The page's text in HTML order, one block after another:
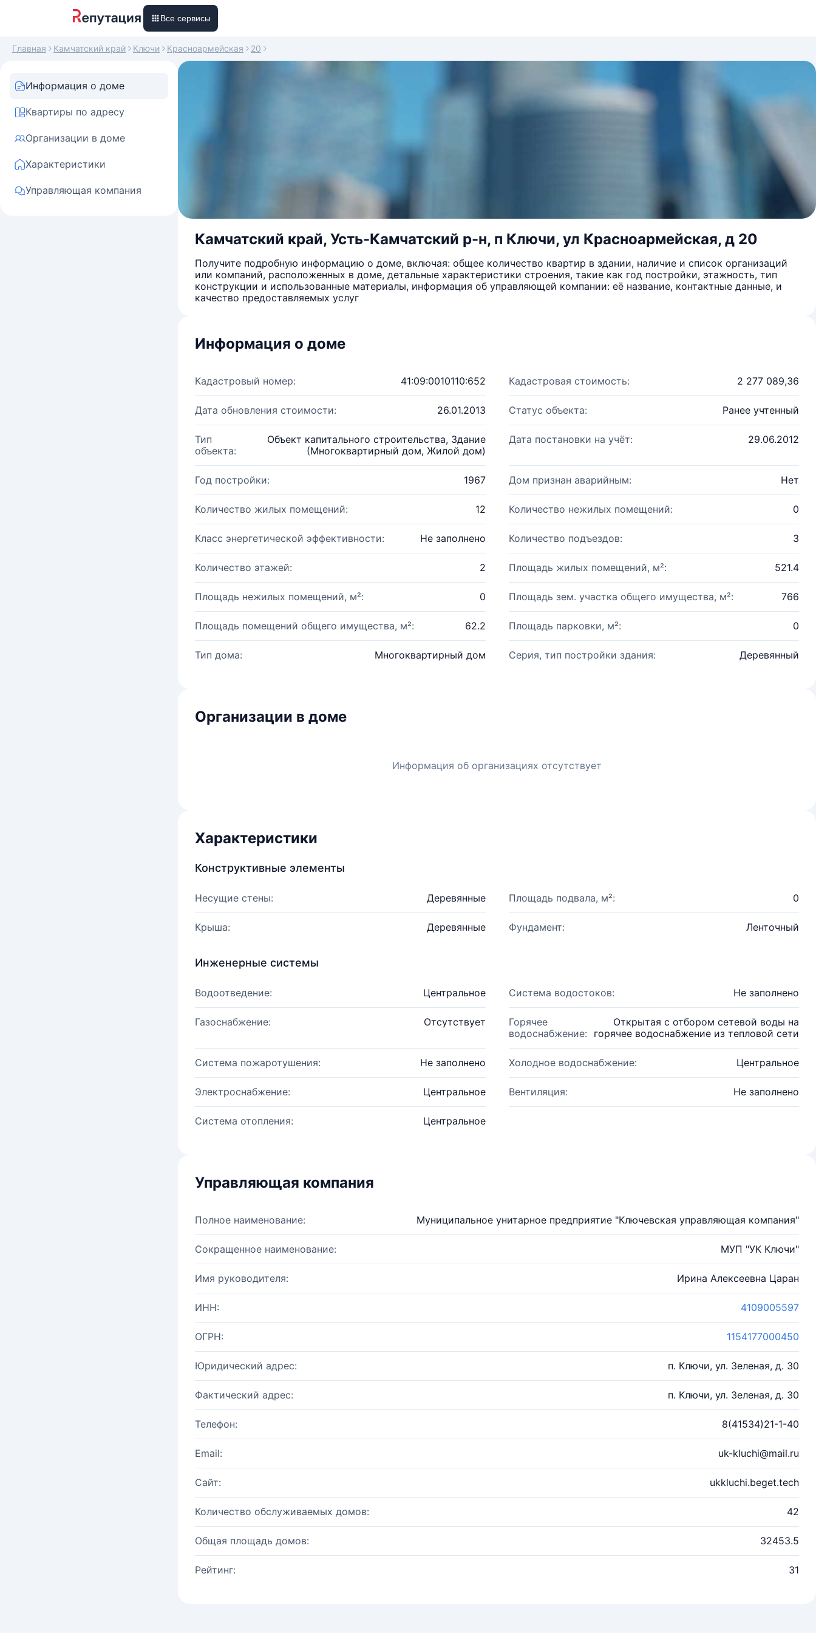
Все сервисы
Главная Камчатский край Ключи Красноармейская 20
Информация о доме
Квартиры по адресу
Организации в доме
Характеристики
Управляющая компания
Камчатский край, Усть-Камчатский р-н, п Ключи, ул Красноармейская, д 20
Получите подробную информацию о доме, включая: общее количество квартир в здании, наличие и список организаций
или компаний, расположенных в доме, детальные характеристики строения, такие как год постройки, этажность, тип
конструкции и использованные материалы, информация об управляющей компании: её название, контактные данные, и
качество предоставляемых услуг
Информация о доме
Кадастровый номер: 41:09:0010110:652 Кадастровая стоимость: 2 277 089,36
Дата обновления стоимости: 26.01.2013 Статус объекта: Ранее учтенный
Тип
объекта:
Объект капитального строительства, Здание
(Многоквартирный дом, Жилой дом)
Дата постановки на учёт: 29.06.2012
Год постройки: 1967 Дом признан аварийным: Нет
Количество жилых помещений: 12 Количество нежилых помещений: 0
Класс энергетической эффективности: Не заполнено Количество подъездов: 3
Количество этажей: 2 Площадь жилых помещений, м²: 521.4
Площадь нежилых помещений, м²: 0 Площадь зем. участка общего имущества, м²: 766
Площадь помещений общего имущества, м²: 62.2 Площадь парковки, м²: 0
Тип дома: Многоквартирный дом Серия, тип постройки здания: Деревянный
Организации в доме
Информация об организациях отсутствует
Характеристики
Конструктивные элементы
Несущие стены: Деревянные Площадь подвала, м²: 0
Крыша: Деревянные Фундамент: Ленточный
Инженерные системы
Водоотведение: Центральное Система водостоков: Не заполнено
Газоснабжение: Отсутствует
Горячее
водоснабжение:
Открытая с отбором сетевой воды на
горячее водоснабжение из тепловой сети
Система пожаротушения: Не заполнено Холодное водоснабжение: Центральное
Электроснабжение: Центральное Вентиляция: Не заполнено
Система отопления: Центральное
Управляющая компания
Полное наименование: Муниципальное унитарное предприятие "Ключевская управляющая компания"
Сокращенное наименование: МУП "УК Ключи"
Имя руководителя: Ирина Алексеевна Царан
ИНН: 4109005597
ОГРН: 1154177000450
Юридический адрес: п. Ключи, ул. Зеленая, д. 30
Фактический адрес: п. Ключи, ул. Зеленая, д. 30
Телефон: 8(41534)21-1-40
Email: uk-kluchi@mail.ru
Сайт: ukkluchi.beget.tech
Количество обслуживаемых домов: 42
Общая площадь домов: 32453.5
Рейтинг: 31